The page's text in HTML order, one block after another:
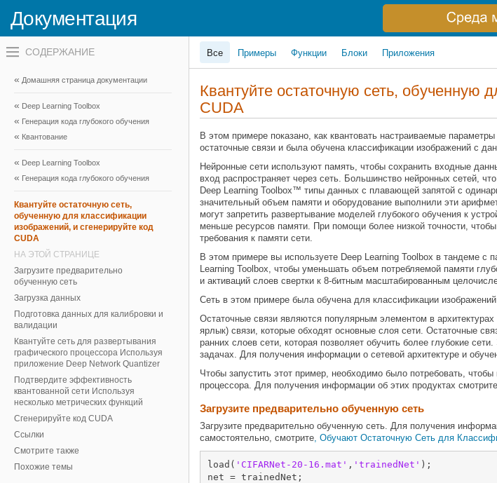
Документация
Переключатель
навигационного
вне
холста
навигационного
меню
холста
Домашняя страница документации
Deep Learning Toolbox
Генерация кода глубокого обучения
Квантование
Deep Learning Toolbox
Генерация кода глубокого обучения
Квантуйте остаточную сеть,
обученную для классификации
изображений, и сгенерируйте код
CUDA
НА ЭТОЙ СТРАНИЦЕ
Загрузите предварительно
обученную сеть
Загрузка данных
Подготовка данных для калибровки и
валидации
Квантуйте сеть для развертывания
графического процессора Используя
приложение Deep Network Quantizer
Подтвердите эффективность
квантованной сети Используя
несколько метрических функций
Сгенерируйте код CUDA
Ссылки
Смотрите также
Похожие темы
Все Примеры Функции Блоки Приложения
Квантуйте остаточную сеть, обученную
CUDA
В этом примере показано, как квантовать настраиваемые
остаточные связи и была обучена классификации изображений с
Нейронные сети используют память, чтобы сохранить входные
вход распространяет через сеть. Большинство нейронных сетей,
Deep Learning Toolbox™ типы данных с плавающей запятой с
значительный объем памяти и оборудование выполнили эти
могут запретить развертывание моделей глубокого обучения к
меньше ресурсов памяти. При помощи более низкой точности,
требования к памяти сети.
В этом примере вы используете Deep Learning Toolbox в тандеме с
Learning Toolbox, чтобы уменьшать объем потребляемой памяти
и активаций слоев свертки к 8-битным масштабированным
Сеть в этом примере была обучена для классификации
Остаточные связи являются популярным элементом в
ярлык) связи, которые обходят основные слоя сети. Остаточные
ранних слоев сети, которая позволяет обучить более глубокие
задачах. Для получения информации о сетевой архитектуре и
Чтобы запустить этот пример, необходимо было потребовать,
процессора. Для получения информации об этих продуктах смотрите
Загрузите предварительно обученную сеть
Загрузите предварительно обученную сеть. Для получения
самостоятельно, смотрите, Обучают Остаточную Сеть для
load( 'CIFARNet-20-16.mat' , 'trainedNet' );
net = trainedNet;